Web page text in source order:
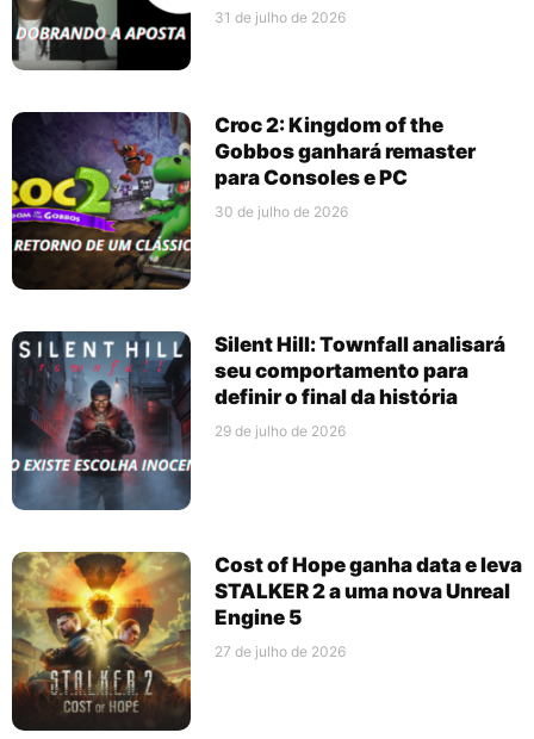
31 de julho de 2026
Croc 2: Kingdom of the
Gobbos ganhará remaster
para Consoles e PC
30 de julho de 2026
Silent Hill: Townfall analisará
seu comportamento para
definir o final da história
29 de julho de 2026
Cost of Hope ganha data e leva
STALKER 2 a uma nova Unreal
Engine 5
27 de julho de 2026